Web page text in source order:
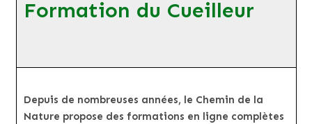
Formation du Cueilleur
Depuis de nombreuses années, le Chemin de la
Nature propose des formations en ligne complètes